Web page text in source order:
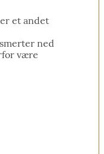
et andet
ned
være